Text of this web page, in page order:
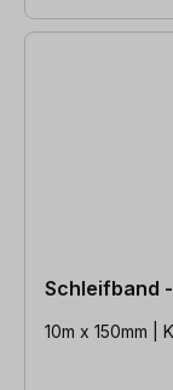
Schleifband
10m x 150mm |